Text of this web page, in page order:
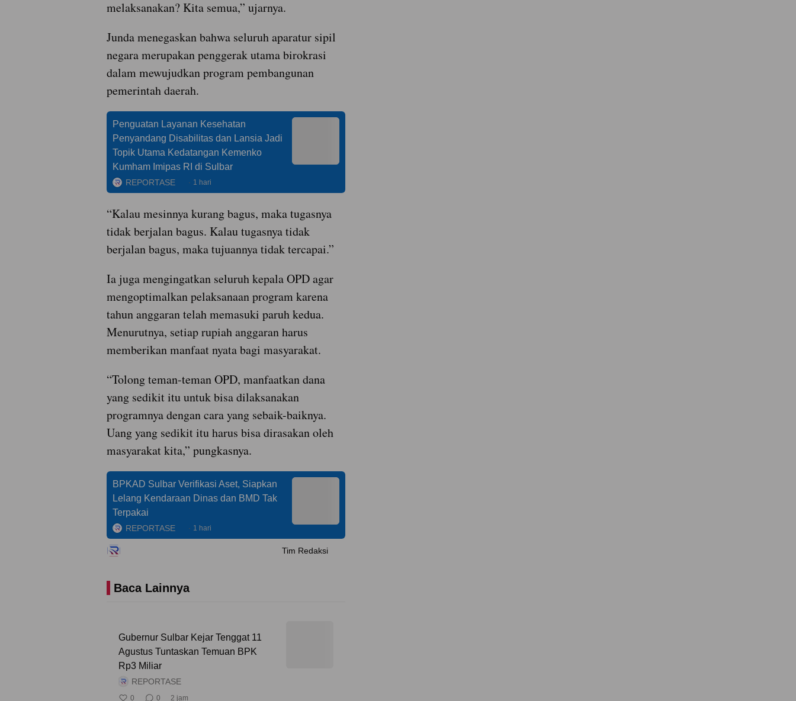
melaksanakan? Kita semua,” ujarnya.
Junda menegaskan bahwa seluruh aparatur sipil
negara merupakan penggerak utama birokrasi
dalam mewujudkan program pembangunan
pemerintah daerah.
Penguatan Layanan Kesehatan
Penyandang Disabilitas dan Lansia Jadi
Topik Utama Kedatangan Kemenko
Kumham Imipas RI di Sulbar
REPORTASE 1 hari
“Kalau mesinnya kurang bagus, maka tugasnya
tidak berjalan bagus. Kalau tugasnya tidak
berjalan bagus, maka tujuannya tidak tercapai.”
Ia juga mengingatkan seluruh kepala OPD agar
mengoptimalkan pelaksanaan program karena
tahun anggaran telah memasuki paruh kedua.
Menurutnya, setiap rupiah anggaran harus
memberikan manfaat nyata bagi masyarakat.
“Tolong teman-teman OPD, manfaatkan dana
yang sedikit itu untuk bisa dilaksanakan
programnya dengan cara yang sebaik-baiknya.
Uang yang sedikit itu harus bisa dirasakan oleh
masyarakat kita,” pungkasnya.
BPKAD Sulbar Verifikasi Aset, Siapkan
Lelang Kendaraan Dinas dan BMD Tak
Terpakai
REPORTASE 1 hari
Tim Redaksi
Baca Lainnya
Gubernur Sulbar Kejar Tenggat 11
Agustus Tuntaskan Temuan BPK
Rp3 Miliar
REPORTASE
0 0 2 jam